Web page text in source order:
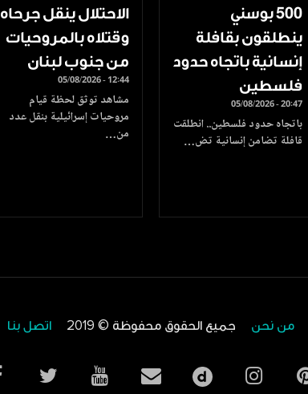
500 بوسني
ينطلقون بقافلة
إنسانية باتجاه حدود
فلسطين
05/08/2026 - 20:47
باتجاه حدود فلسطين.. انطلقت
قافلة تضامن إنسانية تض…
الاحتلال ينقل جرحاه
وقتلاه بالمروحيات
من جنوب لبنان
05/08/2026 - 12:44
مشاهد توثق لحظة قيام
مروحيات إسرائيلية بنقل عدد
من…
من نحن جميع الحقوق محفوظة © 2019 اتصل بنا